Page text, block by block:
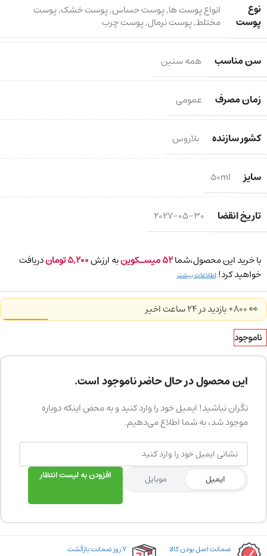
نوع
پوست
انواع پوست ها,پوست حساس,پوست خشک,پوست
مختلط,پوست نرمال,پوست چرب
سن مناسب همه سنین
زمان مصرف عمومی
کشور سازنده بلاروس
سایز 50ml
تاریخ انقضا 2027-05-30
با خرید این محصول،شما52میسـکوینبه ارزش5,200توماندریافت
خواهید کرد! اطلاعات بیشتر
👀 800+ بازدید در ۲۴ ساعت اخیر
ناموجود
این محصول در حال حاضر ناموجود است.
نگران نباشید! ایمیل خود را وارد کنید و به محض اینکه دوباره
موجود شد، به شما اطلاع می‌دهیم.
ایمیل موبایل افزودن به لیست انتظار
ضمانت اصل بودن کالا ۷ روز ضمانت بازگشت